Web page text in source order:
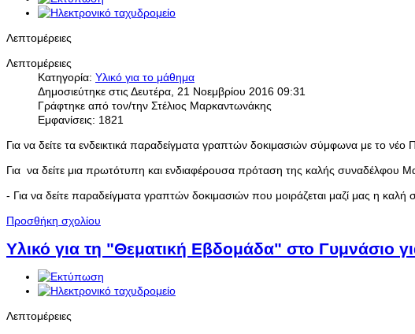
Λεπτομέρειες
Λεπτομέρειες
Κατηγορία: Yλικό για το μάθημα
Δημοσιεύτηκε στις Δευτέρα, 21 Νοεμβρίου 2016 09:31
Γράφτηκε από τον/την Στέλιος Μαρκαντωνάκης
Εμφανίσεις: 1821
Για να δείτε τα ενδεικτικά παραδείγματα γραπτών δοκιμασιών σύμφωνα με το νέο
Για να δείτε μια πρωτότυπη και ενδιαφέρουσα πρόταση της καλής συναδέλφου
- Για να δείτε παραδείγματα γραπτών δοκιμασιών που μοιράζεται μαζί μας η
Προσθήκη σχολίου
Υλικό για τη "Θεματική Εβδομάδα" στο Γυμνάσιο
Λεπτομέρειες